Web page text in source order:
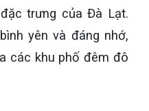
trưng của Đà Lạt.
yên và đáng nhớ,
các khu phố đêm đô